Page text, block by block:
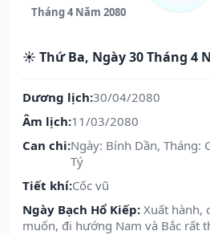
Tháng 4 Năm 2080
☀️ Thứ Ba, Ngày 30 Tháng 4
Dương lịch:30/04/2080
Âm lịch:11/03/2080
Can chi:Ngày: Bính Dần, Tháng:
Tý
Tiết khí:Cốc vũ
Ngày Bạch Hổ Kiếp: Xuất hành,
muốn, đi hướng Nam và Bắc rất